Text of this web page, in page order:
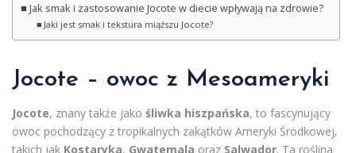
Jak smak i zastosowanie Jocote w diecie wpływają na zdrowie?
Jaki jest smak i tekstura miąższu Jocote?
Jocote – owoc z Mesoameryki
Jocote, znany także jako śliwka hiszpańska, to fascynujący
owoc pochodzący z tropikalnych zakątków Ameryki Środkowej,
takich jak Kostaryka, Gwatemala oraz Salwador. Ta roślina